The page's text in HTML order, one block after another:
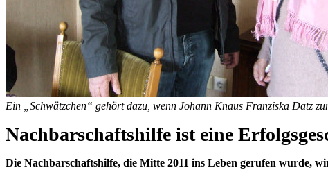
Ein „Schwätzchen“ gehört dazu, wenn Johann Knaus Franziska Datz
Nachbarschaftshilfe ist eine
Die Nachbarschaftshilfe, die Mitte 2011 ins Leben gerufen wurde,